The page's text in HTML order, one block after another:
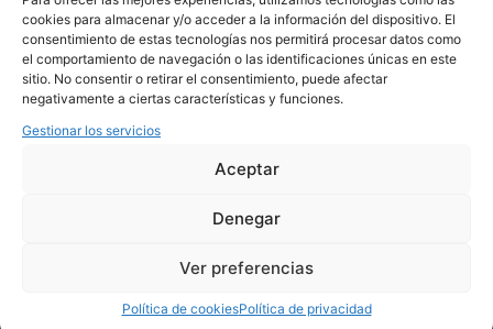
cookies para almacenar y/o acceder a la información del dispositivo. El
consentimiento de estas tecnologías nos permitirá procesar datos como
el comportamiento de navegación o las identificaciones únicas en este
sitio. No consentir o retirar el consentimiento, puede afectar
negativamente a ciertas características y funciones.
Gestionar los servicios
Aceptar
Denegar
Ver preferencias
Política de cookiesPolítica de privacidad
«Abadía de Sorde” Jean
Rigaud, Impresionismo
1943 – Francia
“Composición” J. C.
Cárdenas, s. XX – Arte
Add To Compare